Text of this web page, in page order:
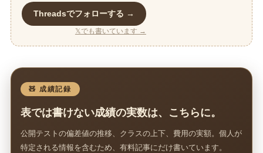
Threadsでフォローする →
𝕏でも書いています →
🧸 成績記録
表では書けない成績の実数は、こちらに。
公開テストの偏差値の推移、クラスの上下、費用の実額。個人が
特定される情報を含むため、有料記事にだけ書いています。